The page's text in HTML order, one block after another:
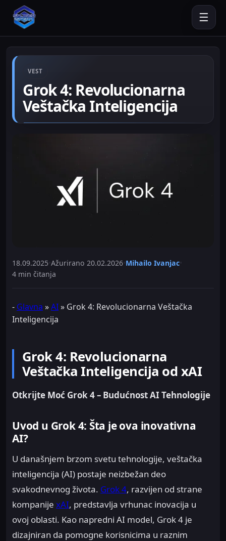
☰
VEST
Grok 4: Revolucionarna
Veštačka Inteligencija
18.09.2025 Ažurirano 20.02.2026 Mihailo Ivanjac
4 min čitanja
- Glavna »AI» Grok 4: Revolucionarna Veštačka
Inteligencija
Grok 4: Revolucionarna
Veštačka Inteligencija od xAI
Otkrijte Moć Grok 4 – Budućnost AI Tehnologije
Uvod u Grok 4: Šta je ova inovativna
AI?
U današnjem brzom svetu tehnologije, veštačka
inteligencija (AI) postaje neizbežan deo
svakodnevnog života. Grok 4, razvijen od strane
kompanije xAI, predstavlja vrhunac inovacija u
ovoj oblasti. Kao napredni AI model, Grok 4 je
dizajniran da pomogne korisnicima u raznim